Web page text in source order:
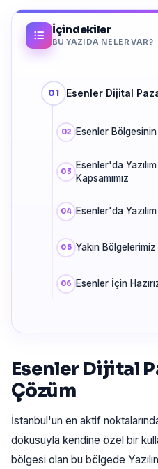
İçindekiler
BU YAZIDA NELER VAR?
Esenler Dijital
Esenler
Esenler'da
Kapsamımız
Esenler'da
Yakın Bölgelerimiz
Esenler İçin
Esenler Dijital
Çözüm
İstanbul'un en aktif
dokusuyla kendine özel bir
bölgesi olan bu bölgede